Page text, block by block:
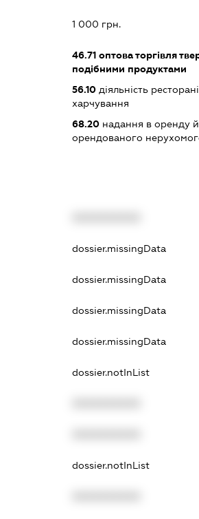
1 000 грн.
46.71 оптова торгівля
подібними продуктами
56.10 діяльність
харчування
68.20 надання в оренду
орендованого
dossier.missingData
dossier.missingData
dossier.missingData
dossier.missingData
dossier.notInList
dossier.notInList